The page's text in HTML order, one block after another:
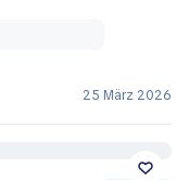
25 März 2026